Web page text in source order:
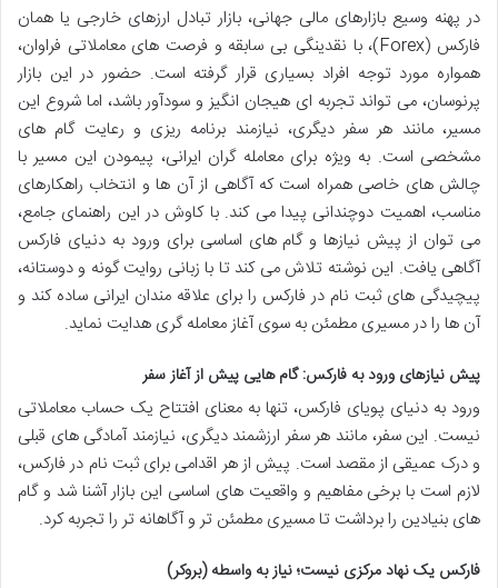
در پهنه وسیع بازارهای مالی جهانی، بازار تبادل ارزهای خارجی یا همان
فارکس (Forex)، با نقدینگی بی سابقه و فرصت های معاملاتی فراوان،
همواره مورد توجه افراد بسیاری قرار گرفته است. حضور در این بازار
پرنوسان، می تواند تجربه ای هیجان انگیز و سودآور باشد، اما شروع این
مسیر، مانند هر سفر دیگری، نیازمند برنامه ریزی و رعایت گام های
مشخصی است. به ویژه برای معامله گران ایرانی، پیمودن این مسیر با
چالش های خاصی همراه است که آگاهی از آن ها و انتخاب راهکارهای
مناسب، اهمیت دوچندانی پیدا می کند. با کاوش در این راهنمای جامع،
می توان از پیش نیازها و گام های اساسی برای ورود به دنیای فارکس
آگاهی یافت. این نوشته تلاش می کند تا با زبانی روایت گونه و دوستانه،
پیچیدگی های ثبت نام در فارکس را برای علاقه مندان ایرانی ساده کند و
آن ها را در مسیری مطمئن به سوی آغاز معامله گری هدایت نماید.
پیش نیازهای ورود به فارکس: گام هایی پیش از آغاز سفر
ورود به دنیای پویای فارکس، تنها به معنای افتتاح یک حساب معاملاتی
نیست. این سفر، مانند هر سفر ارزشمند دیگری، نیازمند آمادگی های قبلی
و درک عمیقی از مقصد است. پیش از هر اقدامی برای ثبت نام در فارکس،
لازم است با برخی مفاهیم و واقعیت های اساسی این بازار آشنا شد و گام
های بنیادین را برداشت تا مسیری مطمئن تر و آگاهانه تر را تجربه کرد.
فارکس یک نهاد مرکزی نیست؛ نیاز به واسطه (بروکر)